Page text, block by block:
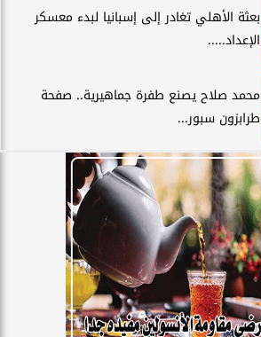
بعثة الأهلي تغادر إلى إسبانيا لبدء معسكر
الإعداد.....
محمد صلاح يصنع طفرة جماهيرية.. صفحة
طرابزون سبور...